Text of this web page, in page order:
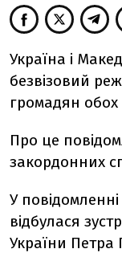
Україна і
безвізовий
громадян обох
Про це
закордонних
У
відбулася
України Петра